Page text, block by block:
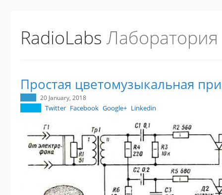
RadioLabs
Простая цветомузыкальная
20 January, 2018
Twitter Facebook Google+ Linkedin